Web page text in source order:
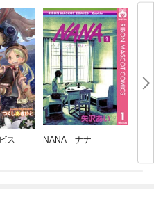
ス NANA—ナナ—